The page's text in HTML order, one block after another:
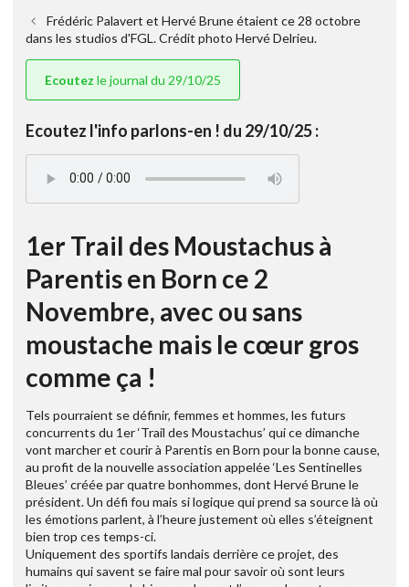
Frédéric Palavert et Hervé Brune étaient ce 28 octobre
dans les studios d'FGL. Crédit photo Hervé Delrieu.
Ecoutez le journal du 29/10/25
Ecoutez l'info parlons-en ! du 29/10/25 :
1er Trail des Moustachus à
Parentis en Born ce 2
Novembre, avec ou sans
moustache mais le cœur gros
comme ça !
Tels pourraient se définir, femmes et hommes, les futurs
concurrents du 1er ‘Trail des Moustachus’ qui ce dimanche
vont marcher et courir à Parentis en Born pour la bonne cause,
au profit de la nouvelle association appelée ‘Les Sentinelles
Bleues’ créée par quatre bonhommes, dont Hervé Brune le
président. Un défi fou mais si logique qui prend sa source là où
les émotions parlent, à l’heure justement où elles s’éteignent
bien trop ces temps-ci.
Uniquement des sportifs landais derrière ce projet, des
humains qui savent se faire mal pour savoir où sont leurs